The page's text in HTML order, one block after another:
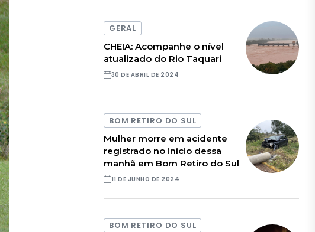
GERAL
CHEIA: Acompanhe o nível
atualizado do Rio Taquari
30 DE ABRIL DE 2024
BOM RETIRO DO SUL
Mulher morre em acidente
registrado no início dessa
manhã em Bom Retiro do Sul
11 DE JUNHO DE 2024
BOM RETIRO DO SUL